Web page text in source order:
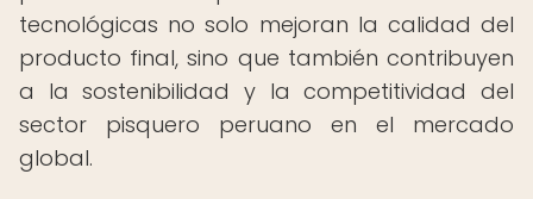
tecnológicas no solo mejoran la calidad del
producto final, sino que también contribuyen
a la sostenibilidad y la competitividad del
sector pisquero peruano en el mercado
global.